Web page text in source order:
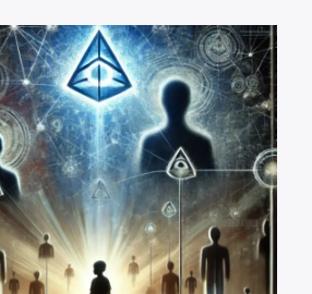
à
la
Maison
en
France
:
Cadre
Légal,
Problématiques
et
Solutions